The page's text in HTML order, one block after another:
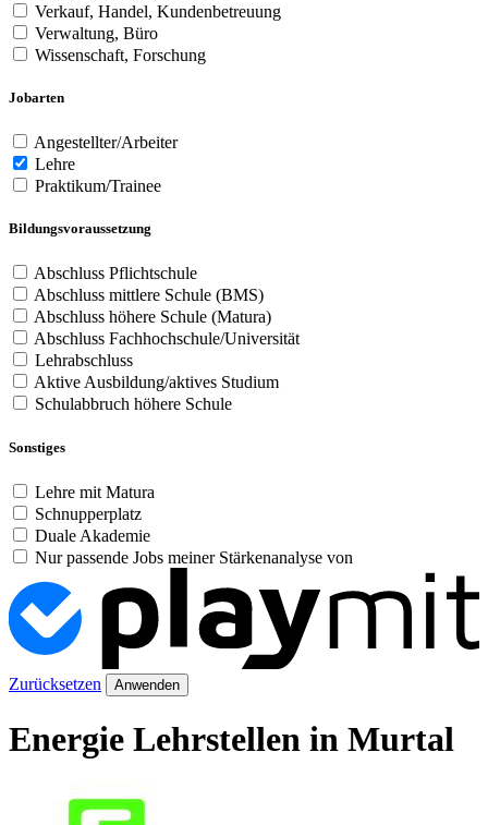
Verkauf, Handel, Kundenbetreuung
Verwaltung, Büro
Wissenschaft, Forschung
Jobarten
Angestellter/Arbeiter
Lehre
Praktikum/Trainee
Bildungsvoraussetzung
Abschluss Pflichtschule
Abschluss mittlere Schule (BMS)
Abschluss höhere Schule (Matura)
Abschluss Fachhochschule/Universität
Lehrabschluss
Aktive Ausbildung/aktives Studium
Schulabbruch höhere Schule
Sonstiges
Lehre mit Matura
Schnupperplatz
Duale Akademie
Nur passende Jobs meiner Stärkenanalyse von
Zurücksetzen Anwenden
Energie Lehrstellen in Murtal